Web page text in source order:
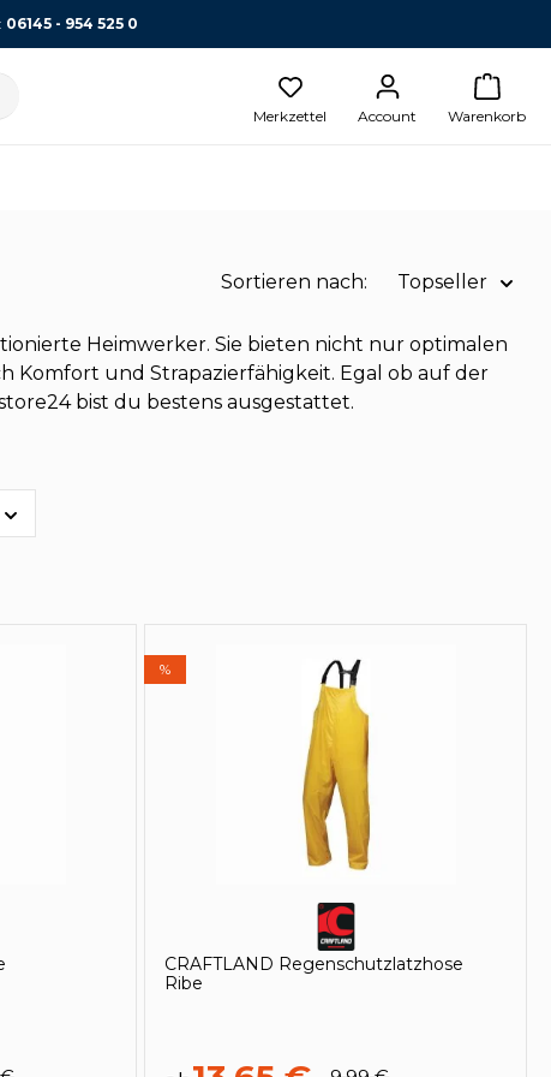
06145 - 954 525 0
Merkzettel Account Warenkorb
Sortieren nach: Topseller
Name A-Z
Name Z-A
Heimwerker. Sie bieten nicht nur optimalen
Komfort und Strapazierfähigkeit. Egal ob auf der
bist du bestens ausgestattet.
%
CRAFTLAND Regenschutzlatzhose
Ribe